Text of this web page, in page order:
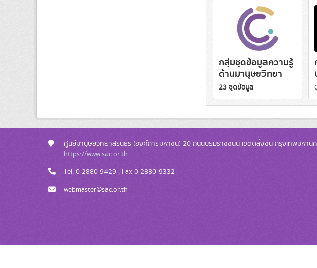
กลุ่มชุดข้อมูลความรู้
ด้านมานุษยวิทยา
23 ชุดข้อมูล
ศูนย์มานุษยวิทยาสิรินธร (องค์การมหาชน) 20 ถนนบรมราชชนนี เขตตลิ่งชัน กรุงเทพมหาน
https://www.sac.or.th
Tel. 0-2880-9429 , Fax 0-2880-9332
webmaster@sac.or.th